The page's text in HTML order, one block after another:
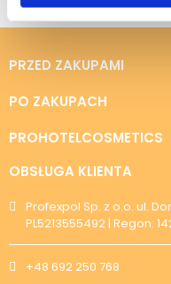
PRZED ZAKUPAMI
PO ZAKUPACH
PROHOTELCOSMETICS
OBSŁUGA KLIENTA
Profexpol Sp. z o.o. ul.
PL5213555492 | Regon:
+48 692 250 768